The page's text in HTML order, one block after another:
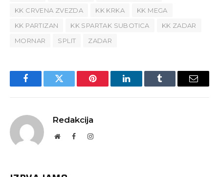
KK CRVENA ZVEZDA
KK KRKA
KK MEGA
KK PARTIZAN
KK SPARTAK SUBOTICA
KK ZADAR
MORNAR
SPLIT ZADAR
FacebookTwitter Pinterest LinkedInTumblr Email
Redakcija
WebsiteFacebookInstagram